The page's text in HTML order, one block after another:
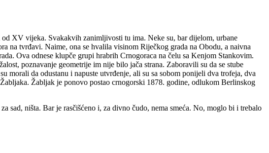
XV vijeka. Svakakvih zanimljivosti tu ima. Neke su, bar dijelom, urbane
na tvrđavi. Naime, ona se hvalila visinom Riječkog grada na Obodu, a naivna
Ova odnese klupče grupi hrabrih Crnogoraca na čelu sa Kenjom Stankovim.
poznavanje geometrije im nije bilo jača strana. Zaboravili su da se stube
da odustanu i napuste utvrđenje, ali su sa sobom ponijeli dva trofeja, dva
Žabljak je ponovo postao crnogorski 1878. godine, odlukom Berlinskog
ništa. Bar je rasčišćeno i, za divno čudo, nema smeća. No, moglo bi i trebalo